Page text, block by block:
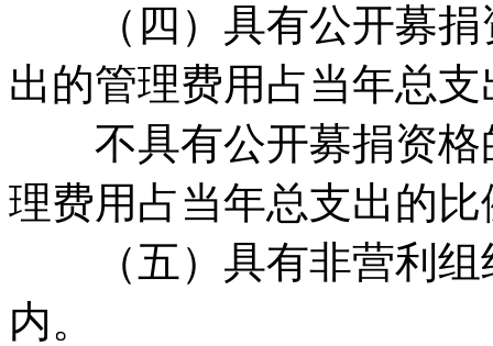
（四）具有公开募捐
出的管理费用占当年总
不具有公开募捐资格
理费用占当年总支出的
（五）具有非营利组
内。